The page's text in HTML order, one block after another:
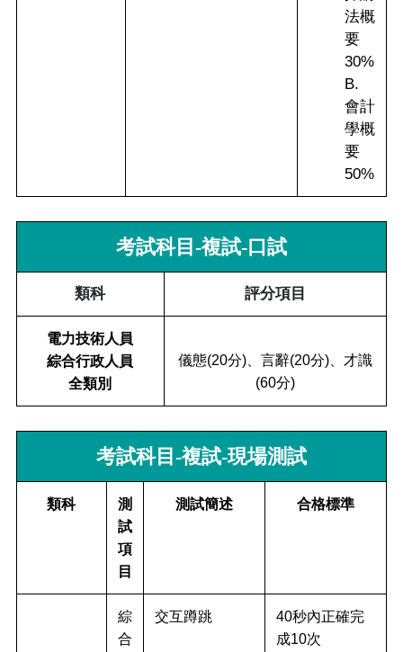
法概
要
30%
B.
會計
學概
要
50%
考試科目-複試-口試
類科 評分項目
電力技術人員
綜合行政人員
全類別
儀態(20分)、言辭(20分)、才識
(60分)
考試科目-複試-現場測試
類科
測
試
項
目
測試簡述 合格標準
綜
合
交互蹲跳
40秒內正確完
成10次